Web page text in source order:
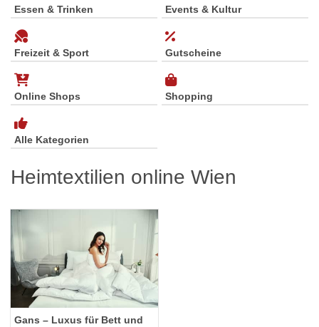
Essen & Trinken Events & Kultur
Freizeit & Sport Gutscheine
Online Shops Shopping
Alle Kategorien
Heimtextilien online Wien
Gans – Luxus für Bett und